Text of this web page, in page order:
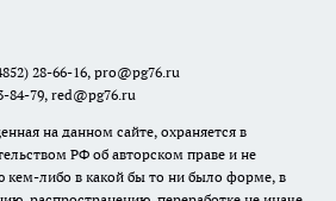
28-66-16, pro@pg76.ru
84-79, red@pg76.ru
на данном сайте, охраняется в
РФ об авторском праве и не
кем-либо в какой бы то ни было форме, в